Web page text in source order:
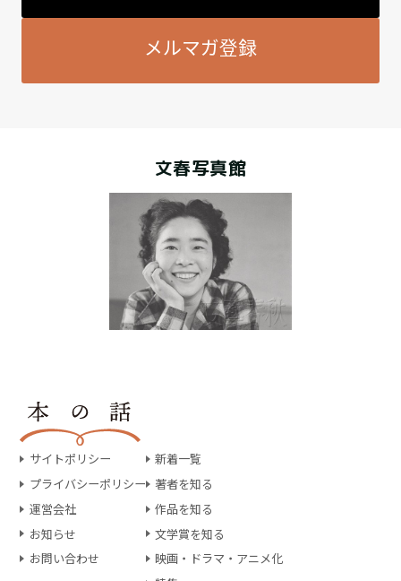
メルマガ登録
文春写真館
サイトポリシー
プライバシーポリシー
運営会社
お知らせ
お問い合わせ
新着一覧
著者を知る
作品を知る
文学賞を知る
映画・ドラマ・アニメ化